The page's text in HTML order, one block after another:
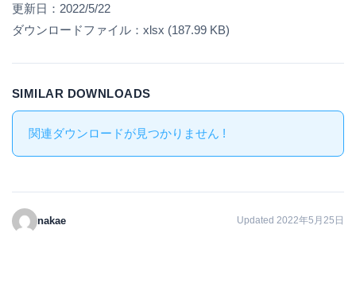
更新日：2022/5/22
ダウンロードファイル：xlsx (187.99 KB)
SIMILAR DOWNLOADS
関連ダウンロードが見つかりません !
nakae Updated 2022年5月25日